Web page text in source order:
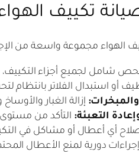
تكييف
الهواء مجموعة واسعة من
شامل لجميع أجزاء التكييف،
أو استبدال الفلاتر بانتظام
إزالة الغبار
التعبئة: التأكد من مستوى
أي أعطال أو مشاكل في
إجراءات دورية لمنع الأعطال